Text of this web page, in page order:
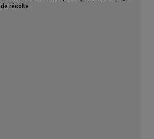
de récolte